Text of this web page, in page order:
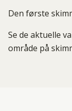
Den første
Se de aktuelle
område på